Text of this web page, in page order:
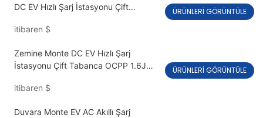
DC EV Hızlı Şarj İstasyonu Çift
itibaren $
ÜRÜNLERI GÖRÜNTÜLE
Zemine Monte DC EV Hızlı Şarj
İstasyonu Çift Tabanca OCPP 1.6J
itibaren $
ÜRÜNLERI GÖRÜNTÜLE
Duvara Monte EV AC Akıllı Şarj